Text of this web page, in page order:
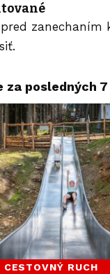
zanechaním
.
za posledných
CESTOVNÝ RUCH